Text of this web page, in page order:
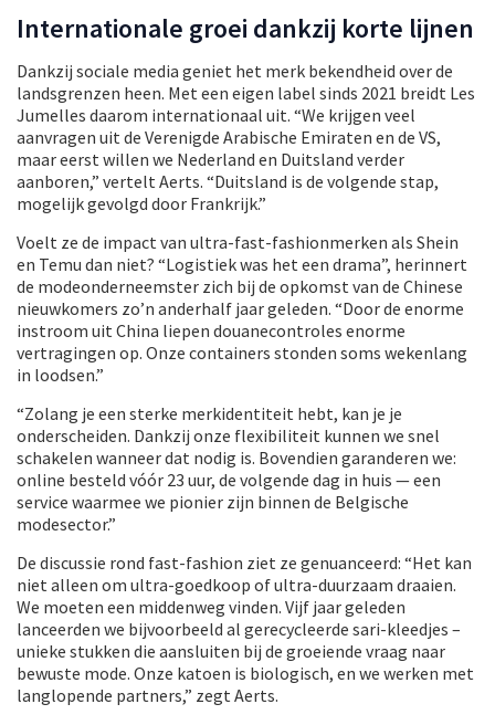
Internationale groei dankzij korte lijnen
Dankzij sociale media geniet het merk bekendheid over de
landsgrenzen heen. Met een eigen label sinds 2021 breidt Les
Jumelles daarom internationaal uit. “We krijgen veel
aanvragen uit de Verenigde Arabische Emiraten en de VS,
maar eerst willen we Nederland en Duitsland verder
aanboren,” vertelt Aerts. “Duitsland is de volgende stap,
mogelijk gevolgd door Frankrijk.”
Voelt ze de impact van ultra-fast-fashionmerken als Shein
en Temu dan niet? “Logistiek was het een drama”, herinnert
de modeonderneemster zich bij de opkomst van de Chinese
nieuwkomers zo’n anderhalf jaar geleden. “Door de enorme
instroom uit China liepen douanecontroles enorme
vertragingen op. Onze containers stonden soms wekenlang
in loodsen.”
“Zolang je een sterke merkidentiteit hebt, kan je je
onderscheiden. Dankzij onze flexibiliteit kunnen we snel
schakelen wanneer dat nodig is. Bovendien garanderen we:
online besteld vóór 23 uur, de volgende dag in huis — een
service waarmee we pionier zijn binnen de Belgische
modesector.”
De discussie rond fast-fashion ziet ze genuanceerd: “Het kan
niet alleen om ultra-goedkoop of ultra-duurzaam draaien.
We moeten een middenweg vinden. Vijf jaar geleden
lanceerden we bijvoorbeeld al gerecycleerde sari-kleedjes –
unieke stukken die aansluiten bij de groeiende vraag naar
bewuste mode. Onze katoen is biologisch, en we werken met
langlopende partners,” zegt Aerts.